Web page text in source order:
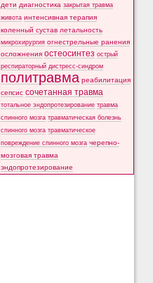
дети диагностика закрытая травма
живота интенсивная терапия
коленный сустав летальность
микрохирургия огнестрельные ранения
осложнения остеосинтез острый
респираторный дистресс-синдром
политравма реабилитация
сепсис сочетанная травма
тотальное эндопротезирование травма
спинного мозга травматическая болезнь
спинного мозга травматическое
повреждение спинного мозга черепно-
мозговая травма
эндопротезирование